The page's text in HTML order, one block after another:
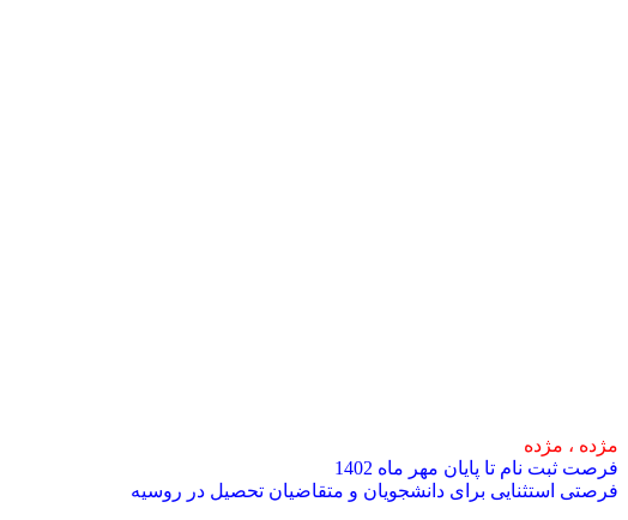
مژده ، مژده
فرصت ثبت نام تا پایان مهر ماه 1402
فرصتی استثنایی برای دانشجویان و متقاضیان تحصیل در روسیه